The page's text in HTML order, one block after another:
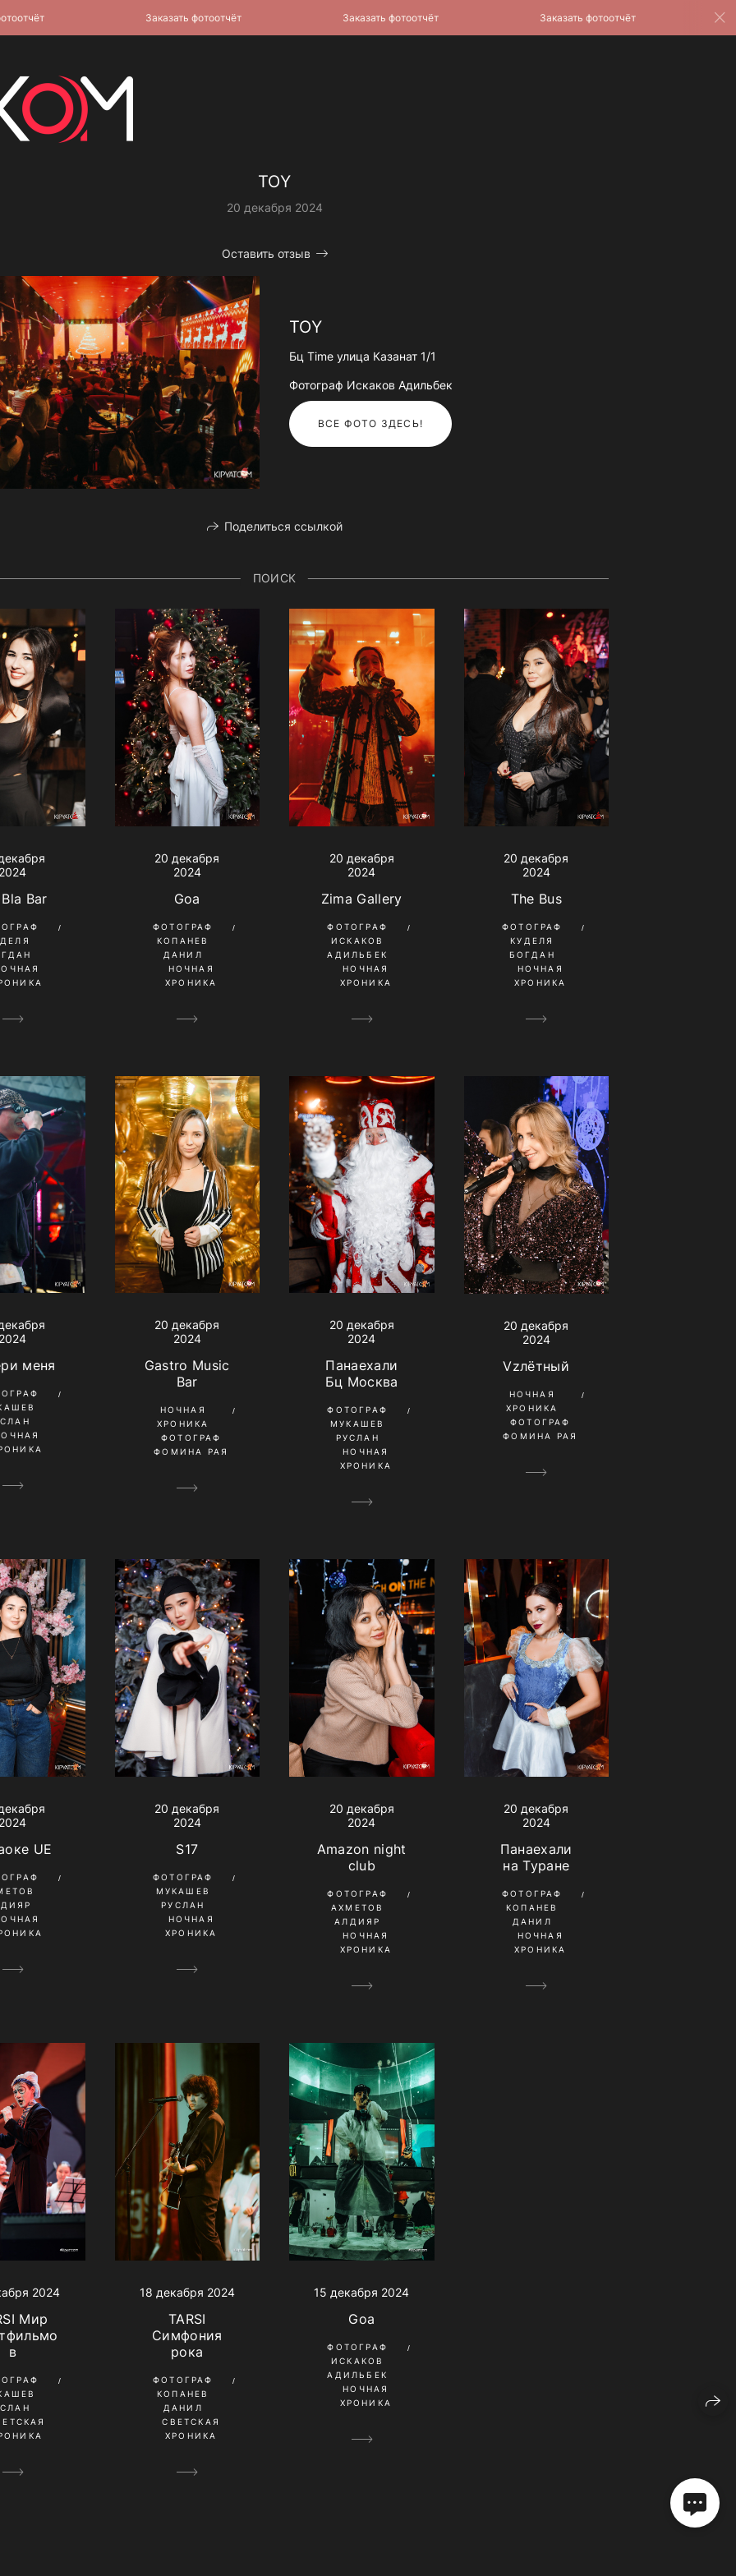
TOY
20 декабря 2024
Оставить отзыв
TOY
Бц Time улица Казанат 1/1
Фотограф Искаков Адильбек
ВСЕ ФОТО ЗДЕСЬ!
Поделиться ссылкой
ПОИСК
Bar
20 декабря
2024
Goa
ФОТОГРАФ
КОПАНЕВ
ДАНИЛ
НОЧНАЯ
ХРОНИКА
20 декабря
2024
Zima Gallery
ФОТОГРАФ
ИСКАКОВ
АДИЛЬБЕК
НОЧНАЯ
ХРОНИКА
20 декабря
2024
The Bus
ФОТОГРАФ
КУДЕЛЯ
БОГДАН
НОЧНАЯ
ХРОНИКА
меня
20 декабря
2024
Gastro Music
Bar
НОЧНАЯ
ХРОНИКА
ФОТОГРАФ
ФОМИНА РАЯ
20 декабря
2024
Панаехали
Бц Москва
ФОТОГРАФ
МУКАШЕВ
РУСЛАН
НОЧНАЯ
ХРОНИКА
20 декабря
2024
Vzлётный
НОЧНАЯ
ХРОНИКА
ФОТОГРАФ
ФОМИНА РАЯ
UE
20 декабря
2024
S17
ФОТОГРАФ
МУКАШЕВ
РУСЛАН
НОЧНАЯ
ХРОНИКА
20 декабря
2024
Amazon night
club
ФОТОГРАФ
АХМЕТОВ
АЛДИЯР
НОЧНАЯ
ХРОНИКА
20 декабря
2024
Панаехали
на Туране
ФОТОГРАФ
КОПАНЕВ
ДАНИЛ
НОЧНАЯ
ХРОНИКА
2024
Мир
в
18 декабря 2024
TARSI
Симфония
рока
ФОТОГРАФ
КОПАНЕВ
ДАНИЛ
СВЕТСКАЯ
ХРОНИКА
15 декабря 2024
Goa
ФОТОГРАФ
ИСКАКОВ
АДИЛЬБЕК
НОЧНАЯ
ХРОНИКА
Заказать фотоотчёт Заказать фотоотчёт Заказать фотоотчёт